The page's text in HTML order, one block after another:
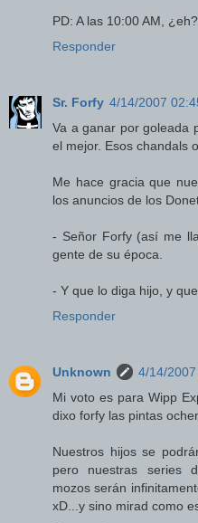
PD: A las 10:00 AM,
Responder
Sr. Forfy 4/14/2007
Va a ganar por goleada
el mejor. Esos chandals
Me hace gracia que
los anuncios de los
- Señor Forfy (así me
gente de su época.
- Y que lo diga hijo, y
Responder
Unknown
4/14/
Mi voto es para Wipp
dixo forfy las pintas
Nuestros hijos se
pero nuestras series
mozos serán
xD...y sino mirad como